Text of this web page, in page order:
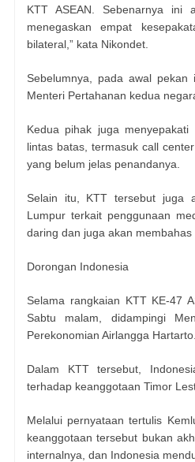
KTT ASEAN. Sebenarnya ini
menegaskan empat
bilateral,” kata Nikondet.
Sebelumnya, pada awal
Menteri Pertahanan kedua
Kedua pihak juga
lintas batas, termasuk call
yang belum jelas penandanya.
Selain itu, KTT tersebut juga
Lumpur terkait penggunaan
daring dan juga akan
Dorongan Indonesia
Selama rangkaian KTT KE-47
Sabtu malam, didampingi
Perekonomian Airlangga Hartarto.
Dalam KTT tersebut,
terhadap keanggotaan Timor
Melalui pernyataan tertulis
keanggotaan tersebut bukan
internalnya, dan Indonesia